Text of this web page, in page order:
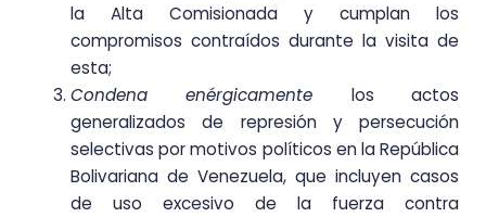
la Alta Comisionada y cumplan los
compromisos contraídos durante la visita de
esta;
Condena enérgicamente los actos
generalizados de represión y persecución
selectivas por motivos políticos en la República
Bolivariana de Venezuela, que incluyen casos
de uso excesivo de la fuerza contra